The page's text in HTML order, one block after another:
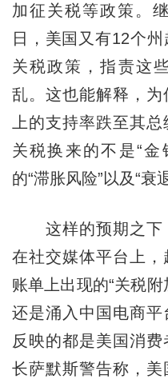
加征关税等政策。
日，美国又有12个
关税政策，指责这
乱。这也能解释，
上的支持率跌至其
关税换来的不是“
的“滞胀风险”以及“衰
这样的预期之下，
在社交媒体平台上
账单上出现的“关税附
还是涌入中国电商平
反映的都是美国消
长萨默斯警告称，